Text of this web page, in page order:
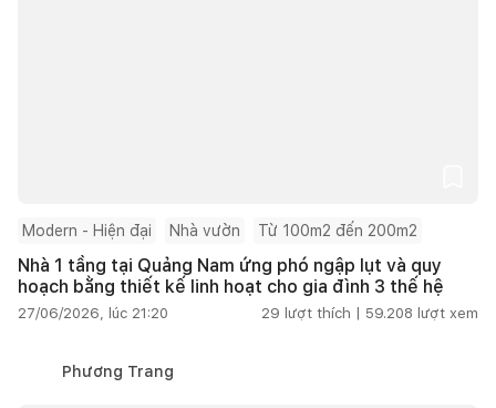
Modern - Hiện đại Nhà vườn Từ 100m2 đến 200m2
Nhà 1 tầng tại Quảng Nam ứng phó ngập lụt và quy
hoạch bằng thiết kế linh hoạt cho gia đình 3 thế hệ
27/06/2026, lúc 21:20 29 lượt thích | 59.208 lượt xem
Phương Trang